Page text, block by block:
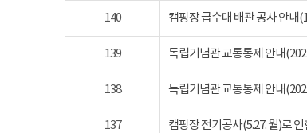
140 캠핑장 급수대 배관 공사 안내
139 독립기념관 교통통제 안내
138 독립기념관 교통통제 안내
137 캠핑장 전기공사(5.27. 월)로 인